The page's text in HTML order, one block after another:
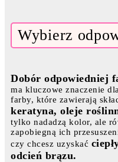
Wybierz
Dobór odpowiedniej
ma kluczowe znaczenie
farby, które zawierają
keratyna, oleje
tylko nadadzą kolor, ale
zapobiegną ich
czy chcesz uzyskać
odcień brązu.